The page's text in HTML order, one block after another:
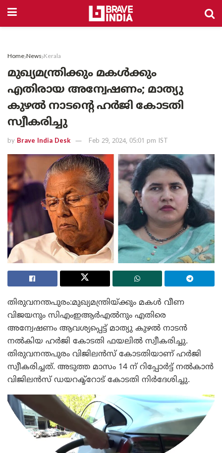
Home News Kerala
മുഖ്യമന്ത്രിക്കും മകൾക്കും
എതിരായ അന്വേഷണം; മാത്യു
കുഴൽ നാടന്റെ ഹർജി കോടതി
സ്വീകരിച്ചു
by Brave India Desk Feb 29, 2024, 05:01 pm IST
തിരുവനന്തപുരം:മുഖ്യമന്ത്രിയ്ക്കും മകൾ വീണ
വിജയനും സിഎംഇആർഎൽനും എതിരെ
അന്വേഷണം ആവശ്യപ്പെട്ട് മാത്യു കുഴൽ നാടൻ
നൽകിയ ഹർജി കോടതി ഫയലിൽ സ്വീകരിച്ചു.
തിരുവനന്തപുരം വിജിലൻസ് കോടതിയാണ് ഹർജി
സ്വീകരിച്ചത്. അടുത്ത മാസം 14 ന് റിപ്പോർട്ട് നൽകാൻ
വിജിലൻസ് ഡയറക്ട്‌റോട് കോടതി നിർദേശിച്ചു.